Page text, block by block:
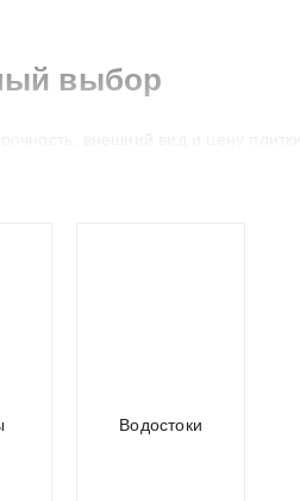
выбор
внешний вид и цену плитки.
Водостоки